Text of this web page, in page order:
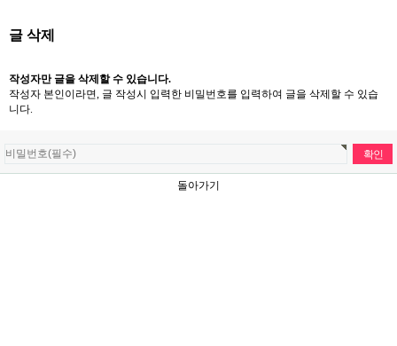
글 삭제
작성자만 글을 삭제할 수 있습니다.
작성자 본인이라면, 글 작성시 입력한 비밀번호를 입력하여 글을 삭제할 수 있습
니다.
돌아가기